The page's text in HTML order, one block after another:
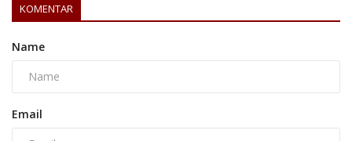
KOMENTAR
Name
Email